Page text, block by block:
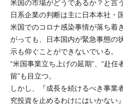
米国の市場がどうであるか？と言
日系企業の判断は主に日本本社・
米国でのコロナ感染事情が落ち着
がっても、日本国内が緊急事態の
示も仰ぐことができないでいる。
“米国事業立ち上げの延期”、“赴任
留”も目立つ。
しかし、『成長を続けるべき事業
究投資を止めるわけにはいかない